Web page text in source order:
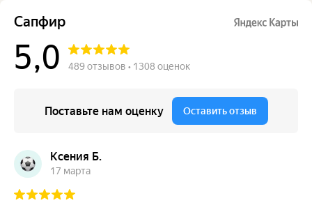
Сапфир
5,0 489 отзывов • 1308 оценок
Поставьте нам оценку Оставить отзыв
Ксения Б.
17 марта